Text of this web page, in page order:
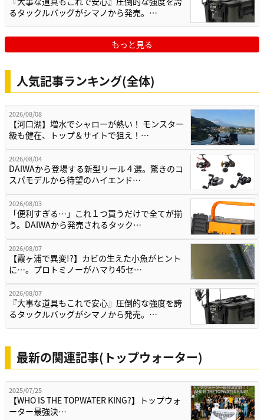
るタックルバッグがシマノから発売。…
もっと見る
人気記事ランキング(全体)
2026/08/08
【河口湖】増水でシャローが熱い！ モンスター
級も健在、トップ＆サイトで狙え！…
2026/08/04
DAIWAから登場する新型リール４選。驚きのコ
スパモデルから待望のハイエンド…
2026/08/03
「便利すぎる…」これ１つ買うだけで全てが揃
う。DAIWAから発売されるタック…
2026/08/07
【霞ヶ浦で異変!?】カビの生えた小魚がヒント
に…。プロトミノーがハマり45セ…
2026/08/07
『大事な道具もこれで安心』圧倒的な強度を誇
るタックルバッグがシマノから発売。…
最新の関連記事(トップウォーター)
2025/07/25
【WHO IS THE TOPWATER KING?】トップウォ
ーター最強決…